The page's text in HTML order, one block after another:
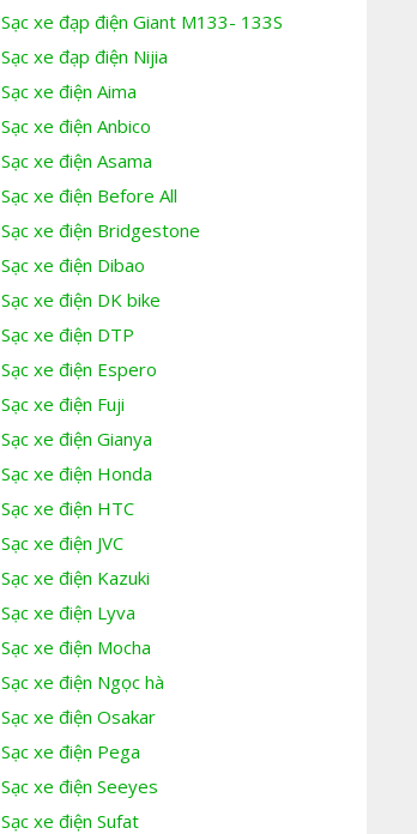
Sạc xe đạp điện Giant M133- 133S
Sạc xe đạp điện Nijia
Sạc xe điện Aima
Sạc xe điện Anbico
Sạc xe điện Asama
Sạc xe điện Before All
Sạc xe điện Bridgestone
Sạc xe điện Dibao
Sạc xe điện DK bike
Sạc xe điện DTP
Sạc xe điện Espero
Sạc xe điện Fuji
Sạc xe điện Gianya
Sạc xe điện Honda
Sạc xe điện HTC
Sạc xe điện JVC
Sạc xe điện Kazuki
Sạc xe điện Lyva
Sạc xe điện Mocha
Sạc xe điện Ngọc hà
Sạc xe điện Osakar
Sạc xe điện Pega
Sạc xe điện Seeyes
Sạc xe điện Sufat